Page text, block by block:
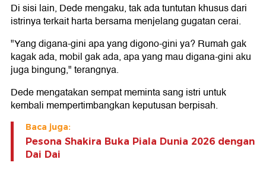
Di sisi lain, Dede mengaku, tak ada tuntutan khusus dari
istrinya terkait harta bersama menjelang gugatan cerai.
"Yang digana-gini apa yang digono-gini ya? Rumah gak
kagak ada, mobil gak ada, apa yang mau digana-gini aku
juga bingung," terangnya.
Dede mengatakan sempat meminta sang istri untuk
kembali mempertimbangkan keputusan berpisah.
Baca juga:
Pesona Shakira Buka Piala Dunia 2026 dengan
Dai Dai